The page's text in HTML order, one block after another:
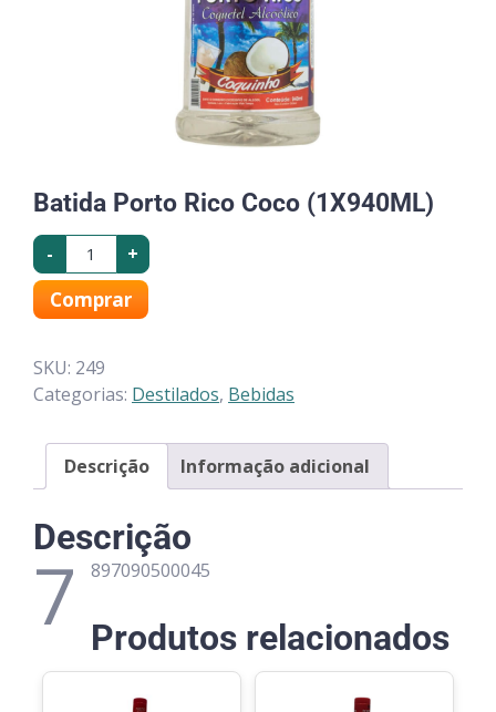
Batida Porto Rico Coco (1X940ML)
- +
Comprar
SKU: 249
Categorias: Destilados, Bebidas
Descrição Informação adicional
Descrição
7 897090500045
Produtos relacionados